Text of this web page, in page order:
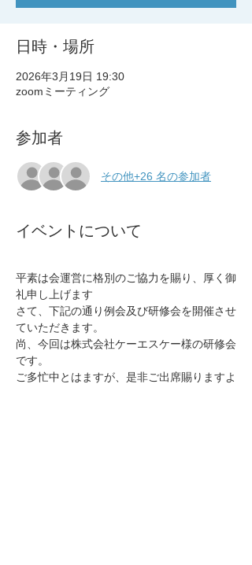
日時・場所
2026年3月19日 19:30
zoomミーティング
参加者
その他+26 名の参加者
イベントについて
平素は会運営に格別のご協力を賜り、厚く御
礼申し上げます
さて、下記の通り例会及び研修会を開催させ
ていただきます。
尚、今回は株式会社ケーエスケー様の研修会
です。
ご多忙中とはますが、是非ご出席賜りますよ